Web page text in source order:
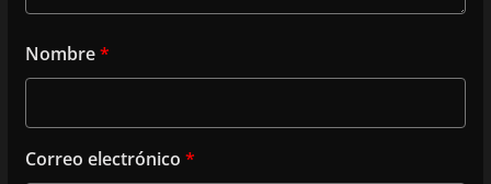
Nombre*
Correo electrónico *